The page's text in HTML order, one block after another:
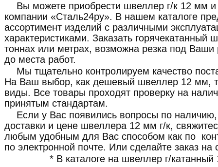
Вы можете приобрести швеллер г/к 12 мм и
компании «Сталь24ру». В нашем каталоге
ассортимент изделий с различными
характеристиками. Заказать
тоннах или метрах, возможна резка под Ваши
до места работ.
Мы тщательно контролируем качество
На Ваш выбор, как дешевый швеллер 12 мм,
виды. Все товары проходят проверку на
принятым стандартам.
Если у Вас появились вопросы по
доставки и цене швеллера 12 мм г/к,
любым удобным для Вас способом как по
по электронной почте. Или сделайте заказ на
* В каталоге на швеллер г/